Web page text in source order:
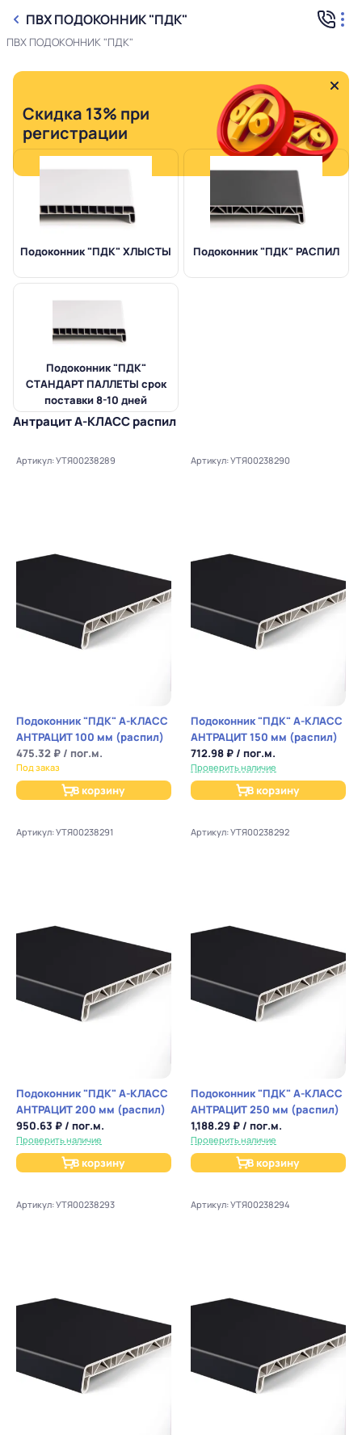
ПВХ ПОДОКОННИК "ПДК"
ПВХ ПОДОКОННИК "ПДК"
Скидка 13% при
регистрации
Подоконник "ПДК" ХЛЫСТЫ Подоконник "ПДК" РАСПИЛ
Подоконник "ПДК"
СТАНДАРТ ПАЛЛЕТЫ срок
поставки 8-10 дней
Антрацит А-КЛАСС распил
Артикул: УТЯ00238289
Подоконник "ПДК" А-КЛАСС
АНТРАЦИТ 100 мм (распил)
475.32 ₽ / пог.м.
Под заказ
В корзину
Артикул: УТЯ00238290
Подоконник "ПДК" А-КЛАСС
АНТРАЦИТ 150 мм (распил)
712.98 ₽ / пог.м.
Проверить наличие
В корзину
Артикул: УТЯ00238291
Подоконник "ПДК" А-КЛАСС
АНТРАЦИТ 200 мм (распил)
950.63 ₽ / пог.м.
Проверить наличие
В корзину
Артикул: УТЯ00238292
Подоконник "ПДК" А-КЛАСС
АНТРАЦИТ 250 мм (распил)
1,188.29 ₽ / пог.м.
Проверить наличие
В корзину
Артикул: УТЯ00238293 Артикул: УТЯ00238294